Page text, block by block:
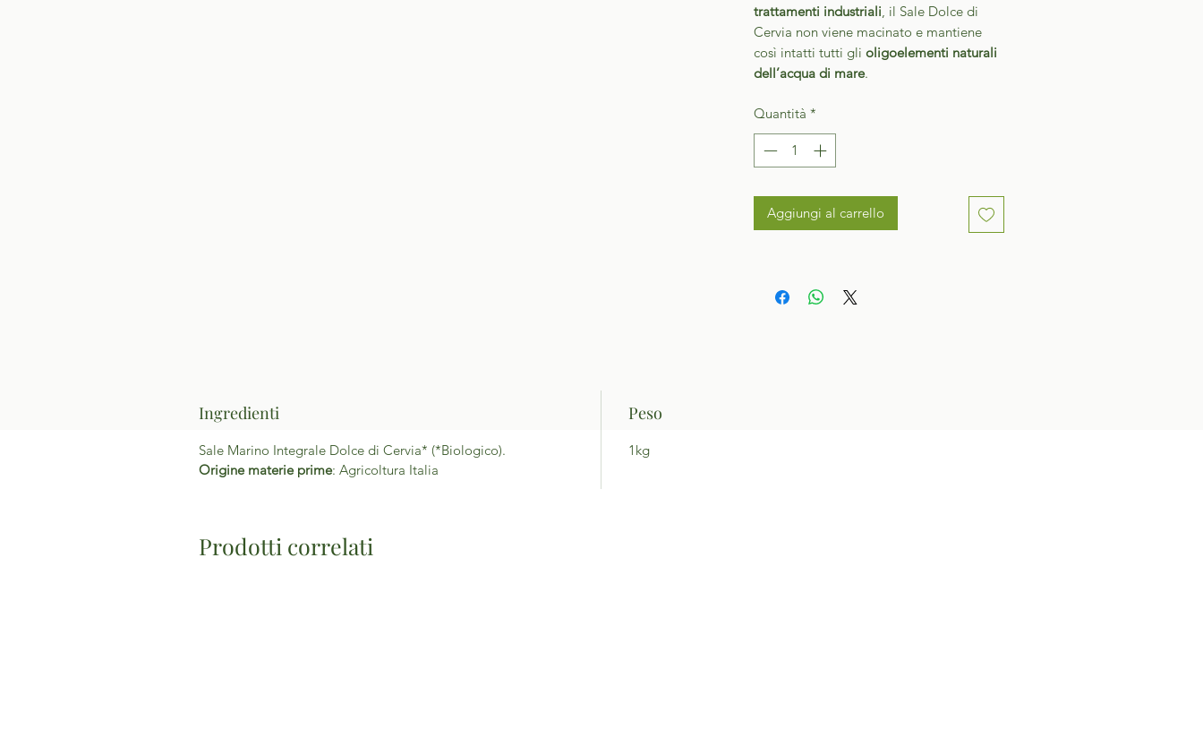
trattamenti industriali , il Sale Dolce di
Cervia non viene macinato e mantiene
così intatti tutti gli oligoelementi naturali
dell’acqua di mare.
Quantità *
Aggiungi al carrello
Ingredienti
Sale Marino Integrale Dolce di Cervia* (*Biologico).
Origine materie prime: Agricoltura Italia
Peso
1kg
Prodotti correlati